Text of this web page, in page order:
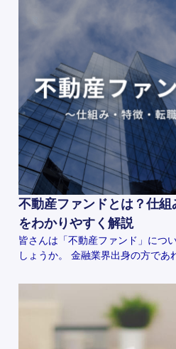
不動産ファンドとは？仕
をわかりやすく解説
皆さんは「不動産ファンド」につ
しょうか。 金融業界出身の方で